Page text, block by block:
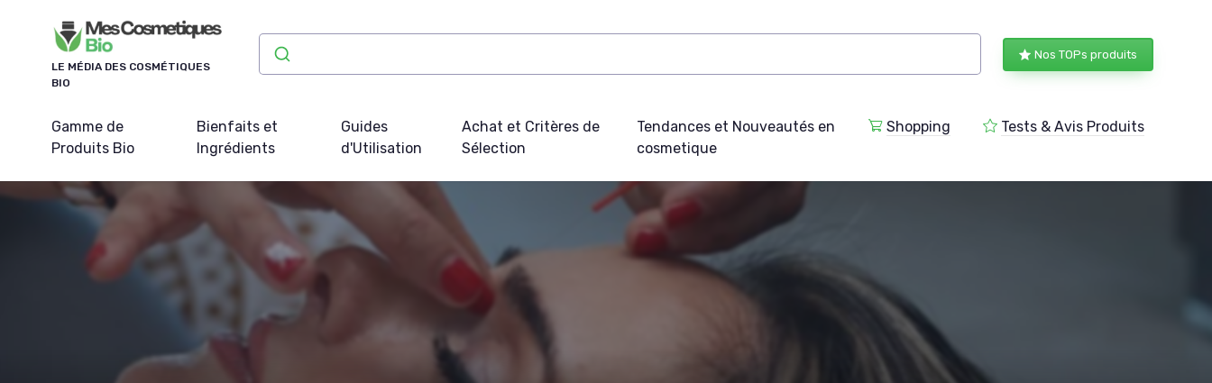
LE MÉDIA DES COSMÉTIQUES
BIO
Nos TOPs produits
Gamme de
Produits Bio
Bienfaits et
Ingrédients
Guides
d'Utilisation
Achat et Critères de
Sélection
Tendances et Nouveautés en
cosmetique
Shopping Tests & Avis Produits